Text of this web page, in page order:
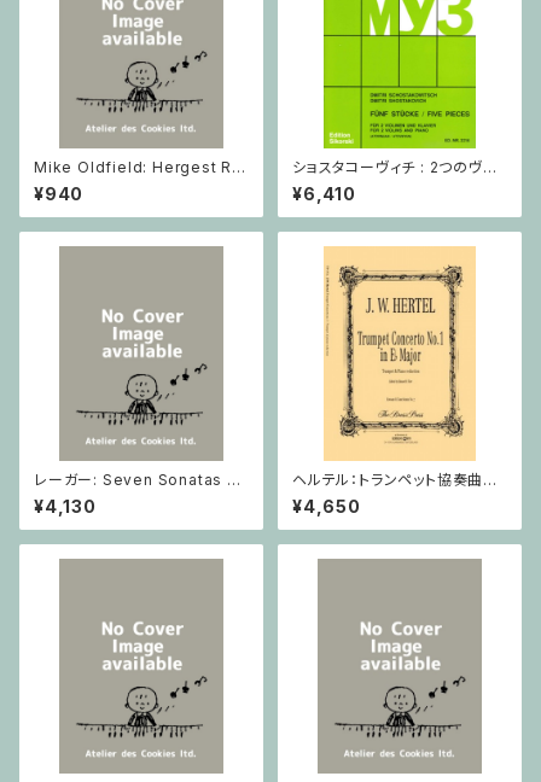
Mike Oldfield: Hergest Rid
ge / ピアノ
¥940
ショスタコーヴィチ : 2つのヴァ
イオリンとピアノのための 5つの
小品 / ヴァイオリン2とピアノ
¥6,410
レーガー: Seven Sonatas o
p. 91 Heft 2 / ヴァイオリン
¥4,130
ヘルテル：トランペット協奏曲第1
番 変ホ長調/トランペット・ピア
ノ
¥4,650